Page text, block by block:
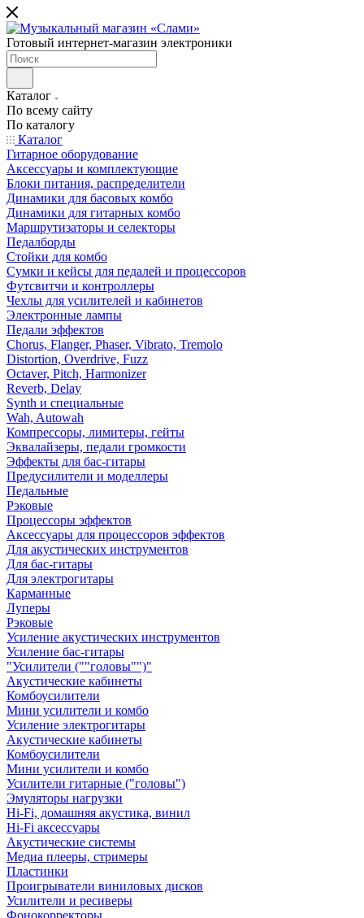
Готовый интернет-магазин электроники
Каталог
По всему сайту
По каталогу
Каталог
Гитарное оборудование
Аксессуары и комплектующие
Блоки питания, распределители
Динамики для басовых комбо
Динамики для гитарных комбо
Маршрутизаторы и селекторы
Педалборды
Стойки для комбо
Сумки и кейсы для педалей и процессоров
Футсвитчи и контроллеры
Чехлы для усилителей и кабинетов
Электронные лампы
Педали эффектов
Chorus, Flanger, Phaser, Vibrato, Tremolo
Distortion, Overdrive, Fuzz
Octaver, Pitch, Harmonizer
Reverb, Delay
Synth и специальные
Wah, Autowah
Компрессоры, лимитеры, гейты
Эквалайзеры, педали громкости
Эффекты для бас-гитары
Предусилители и моделлеры
Педальные
Рэковые
Процессоры эффектов
Аксессуары для процессоров эффектов
Для акустических инструментов
Для бас-гитары
Для электрогитары
Карманные
Луперы
Рэковые
Усиление акустических инструментов
Усиление бас-гитары
"Усилители (""головы"")"
Акустические кабинеты
Комбоусилители
Мини усилители и комбо
Усиление электрогитары
Акустические кабинеты
Комбоусилители
Мини усилители и комбо
Усилители гитарные ("головы")
Эмуляторы нагрузки
Hi-Fi, домашняя акустика, винил
Hi-Fi аксессуары
Акустические системы
Медиа плееры, стримеры
Пластинки
Проигрыватели виниловых дисков
Усилители и ресиверы
Фонокорректоры